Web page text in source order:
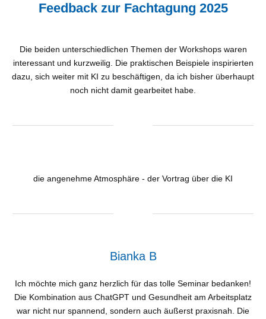
Feedback zur Fachtagung 2025
Die beiden unterschiedlichen Themen der Workshops waren
interessant und kurzweilig. Die praktischen Beispiele inspirierten
dazu, sich weiter mit KI zu beschäftigen, da ich bisher überhaupt
noch nicht damit gearbeitet habe.
die angenehme Atmosphäre - der Vortrag über die KI
Bianka B
Ich möchte mich ganz herzlich für das tolle Seminar bedanken!
Die Kombination aus ChatGPT und Gesundheit am Arbeitsplatz
war nicht nur spannend, sondern auch äußerst praxisnah. Die